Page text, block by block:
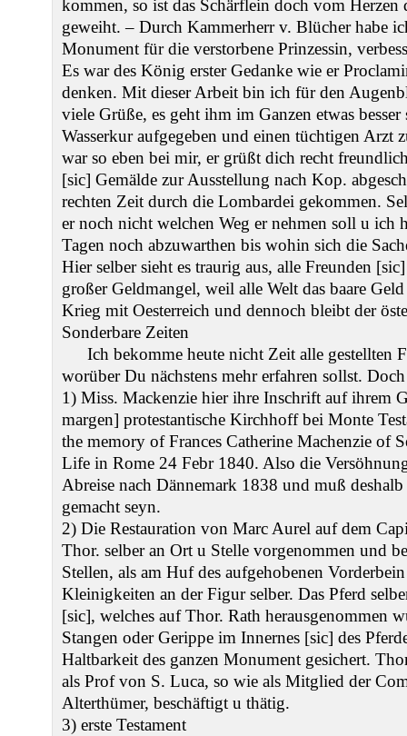
kommen, so ist das Schärflein doch vom Herzen
geweiht. – Durch Kammerherr v. Blücher habe
Monument für die verstorbene Prinzessin,
Es war des König erster Gedanke wie er
denken. Mit dieser Arbeit bin ich für den
viele Grüße, es geht ihm im Ganzen etwas
Wasserkur aufgegeben und einen tüchtigen Arzt
war so eben bei mir, er grüßt dich recht
[sic] Gemälde zur Ausstellung nach Kop.
rechten Zeit durch die Lombardei gekommen.
er noch nicht welchen Weg er nehmen soll u ich
Tagen noch abzuwarthen bis wohin sich die
Hier selber sieht es traurig aus, alle Freunden
großer Geldmangel, weil alle Welt das baare
Krieg mit Oesterreich und dennoch bleibt der
Sonderbare Zeiten
Ich bekomme heute nicht Zeit alle gestellten
worüber Du nächstens mehr erfahren sollst.
1) Miss. Mackenzie hier ihre Inschrift auf ihrem
margen] protestantische Kirchhoff bei Monte
the memory of Frances Catherine Machenzie of
Life in Rome 24 Febr 1840. Also die
Abreise nach Dännemark 1838 und muß
gemacht seyn.
2) Die Restauration von Marc Aurel auf dem
Thor. selber an Ort u Stelle vorgenommen und
Stellen, als am Huf des aufgehobenen
Kleinigkeiten an der Figur selber. Das Pferd
[sic], welches auf Thor. Rath herausgenommen
Stangen oder Gerippe im Innernes [sic] des
Haltbarkeit des ganzen Monument gesichert.
als Prof von S. Luca, so wie als Mitglied der
Alterthümer, beschäftigt u thätig.
3) erste Testament